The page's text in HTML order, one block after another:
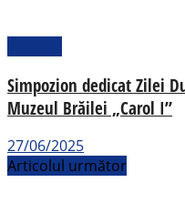
Simpozion dedicat Zilei
Muzeul Brăilei „Carol I”
27/06/2025
Articolul următor